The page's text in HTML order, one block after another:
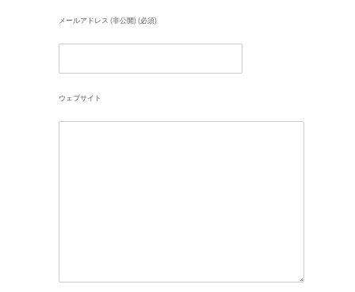
メールアドレス (非公開) (必須)
ウェブサイト